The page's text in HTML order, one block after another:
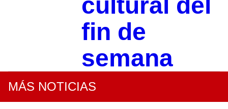
fin de
semana
MÁS NOTICIAS